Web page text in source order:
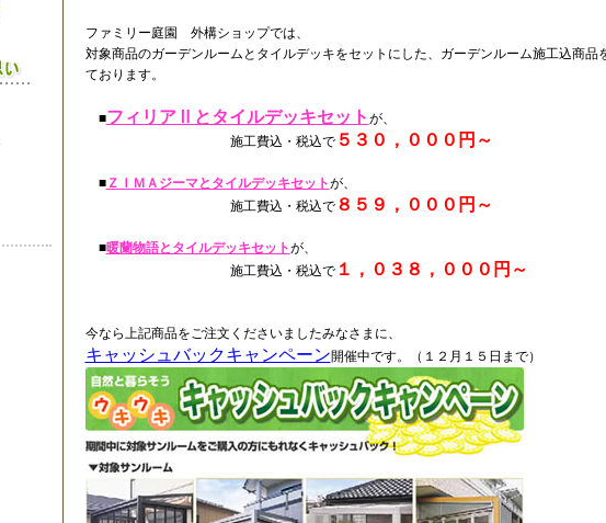
ファミリー庭園 外構ショップでは、
対象商品のガーデンルームとタイルデッキをセットにした、ガーデンルーム施工込商品
ております。
■フィリアⅡとタイルデッキセット が、
施工費込・税込で５３０，０００円～
■ＺＩＭＡジーマとタイルデッキセットが、
施工費込・税込で８５９，０００円～
■暖蘭物語とタイルデッキセットが、
施工費込・税込で１，０３８，０００円～
今なら上記商品をご注文くださいましたみなさまに、
キャッシュバックキャンペーン開催中です。（１２月１５日まで）